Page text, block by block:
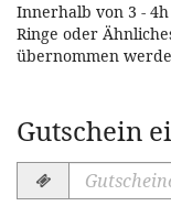
Innerhalb von 3 -
Ringe oder
übernommen
Gutschein
Gutscheincode
erforderlich